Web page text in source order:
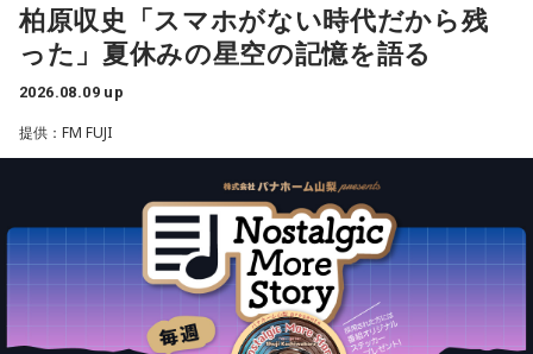
【新番組概要】
■番組名： 『めちゃめちゃカリスマなラジオ』
■放送日時： 2026年秋 ※放送日時詳細は後日発表
■出演： 小野友樹、山中真尋、福原かつみ、細田健太、日向
■メールアドレス： charisma@joqr.net
■番組ハッシュタグ： #カリラジ
■QloveR番組ページ： https://qlover.jp/charisma ※月額
660円（税込）
■番組告知映像： https://youtu.be/fjp-_Nw_6AQ
う。
【6位】牡牛座（おうし座）
マッサージなどをして身体をほぐしましょう。停滞していた
ものが動きだして、自分がやるべきことが見えてくるようで
す。無理をしていたものがあれば手放すようにしましょう。
想いに正直になってみて。
【7位】天秤座（てんびん座）
【1位】蟹座（かに座）
やる気があって、何でも吸収できるようです。とくにライバ
ルがいると、つらいことがあっても頑張ろうと思えそう。熱
なる相手にも自信を持って接するようにしましょう。
【2位】蠍座（さそり座）
ラッキーなことが起こりそう。周りからの評価も上がって、
柏原収史「スマホがない時代だから残
った」夏休みの星空の記憶を語る
2026.08.09 up
提供：FM FUJI